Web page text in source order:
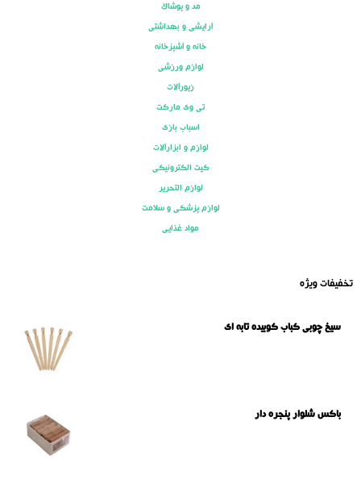
مد و پوشاک
آرایشی و بهداشتی
خانه و آشپزخانه
لوازم ورزشی
زیورآلات
تی وی مارکت
اسباب بازی
لوازم و ابزارآلات
کیت الکترونیکی
لوازم التحریر
لوازم پزشکی و سلامت
مواد غذایی
تخفیفات ویژه
سیخ چوبی کباب کوبیده تابه ای
باکس شلوار پنجره دار